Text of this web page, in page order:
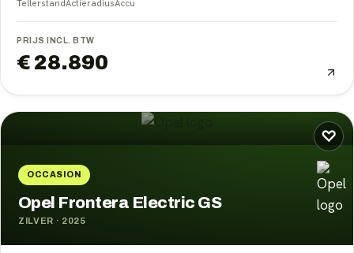
TellerstandActieradiusAccu
PRIJS INCL. BTW
€ 28.890
♡
OCCASION
Opel Frontera Electric GS
ZILVER · 2025